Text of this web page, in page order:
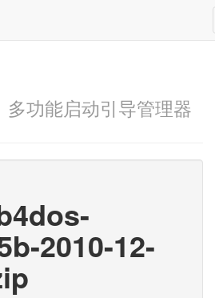
多功能启动引导管理器
2010-12-